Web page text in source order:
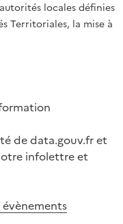
locales définies
Territoriales, la mise à
de data.gouv.fr et
infolettre et